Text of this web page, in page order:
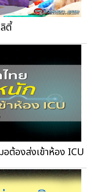
ตี้
ต้องส่งเข้าห้อง ICU